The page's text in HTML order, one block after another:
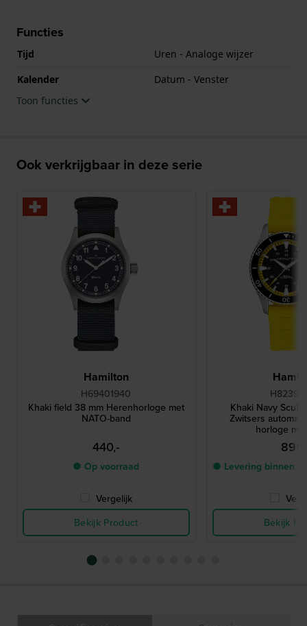
horloge geleverd met 2 jaar garantie.
.
Functies
Tijd
Uren - Analoge wijzer
Kalender
Datum - Venster
Toon functies
Ook verkrijgbaar in deze serie
Hamilton
H69401940
Khaki field 38 mm Herenhorloge met
NATO-band
440,-
● Op voorraad
Vergelijk
Bekijk Product
Khaki Navy
Zwitsers
horloge
● Levering binnen 2
Bekijk